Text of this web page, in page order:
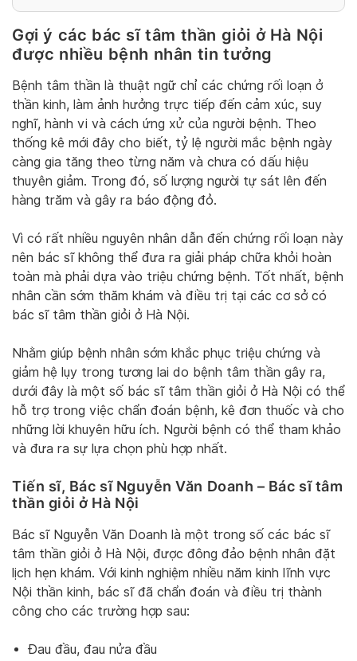
Gợi ý các bác sĩ tâm thần giỏi ở Hà Nội
được nhiều bệnh nhân tin tưởng
Bệnh tâm thần là thuật ngữ chỉ các chứng rối loạn ở
thần kinh, làm ảnh hưởng trực tiếp đến cảm xúc, suy
nghĩ, hành vi và cách ứng xử của người bệnh. Theo
thống kê mới đây cho biết, tỷ lệ người mắc bệnh ngày
càng gia tăng theo từng năm và chưa có dấu hiệu
thuyên giảm. Trong đó, số lượng người tự sát lên đến
hàng trăm và gây ra báo động đỏ.
Vì có rất nhiều nguyên nhân dẫn đến chứng rối loạn này
nên bác sĩ không thể đưa ra giải pháp chữa khỏi hoàn
toàn mà phải dựa vào triệu chứng bệnh. Tốt nhất, bệnh
nhân cần sớm thăm khám và điều trị tại các cơ sở có
bác sĩ tâm thần giỏi ở Hà Nội.
Nhằm giúp bệnh nhân sớm khắc phục triệu chứng và
giảm hệ lụy trong tương lai do bệnh tâm thần gây ra,
dưới đây là một số bác sĩ tâm thần giỏi ở Hà Nội có thể
hỗ trợ trong việc chẩn đoán bệnh, kê đơn thuốc và cho
những lời khuyên hữu ích. Người bệnh có thể tham khảo
và đưa ra sự lựa chọn phù hợp nhất.
Tiến sĩ, Bác sĩ Nguyễn Văn Doanh – Bác sĩ tâm
thần giỏi ở Hà Nội
Bác sĩ Nguyễn Văn Doanh là một trong số các bác sĩ
tâm thần giỏi ở Hà Nội, được đông đảo bệnh nhân đặt
lịch hẹn khám. Với kinh nghiệm nhiều năm kinh lĩnh vực
Nội thần kinh, bác sĩ đã chẩn đoán và điều trị thành
công cho các trường hợp sau:
Đau đầu, đau nửa đầu